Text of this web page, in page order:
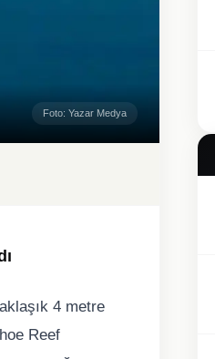
Foto: Yazar Medya
4 metre
Reef